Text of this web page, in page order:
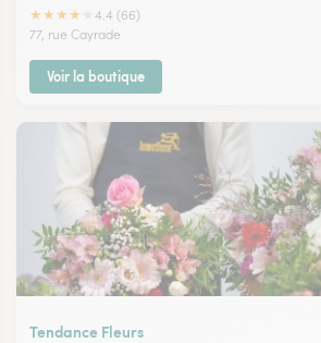
★★★★
4.4 (66)
77, rue Cayrade
Voir la boutique
Tendance Fleurs